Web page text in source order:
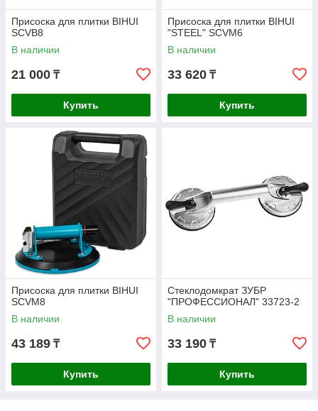
Присоска для плитки BIHUI
SCVB8
В наличии
21 000 ₸
Купить
Присоска для плитки BIHUI
"STEEL" SCVM6
В наличии
33 620 ₸
Купить
Присоска для плитки BIHUI
SCVM8
В наличии
43 189 ₸
Купить
Стеклодомкрат ЗУБР
"ПРОФЕССИОНАЛ" 33723-2
В наличии
33 190 ₸
Купить